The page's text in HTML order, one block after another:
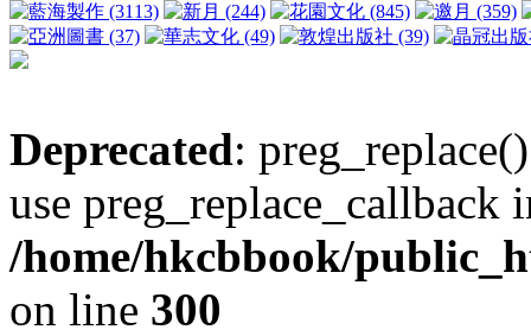
Deprecated:
use preg_replace_callback
/home/hkcbbook/
on line 300